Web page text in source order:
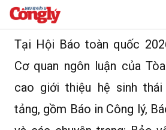
Tại Hội Báo toàn quốc
Cơ quan ngôn luận của
cao giới thiệu hệ sinh
tảng, gồm Báo in Công lý,